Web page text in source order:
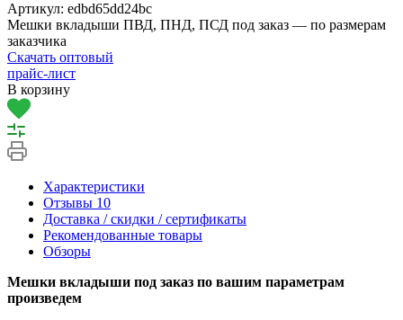
Артикул: edbd65dd24bc
Мешки вкладыши ПВД, ПНД, ПСД под заказ — по размерам
заказчика
Скачать оптовый
прайс-лист
В корзину
Характеристики
Отзывы 10
Доставка / скидки / сертификаты
Рекомендованные товары
Обзоры
Мешки вкладыши под заказ по вашим параметрам
произведем